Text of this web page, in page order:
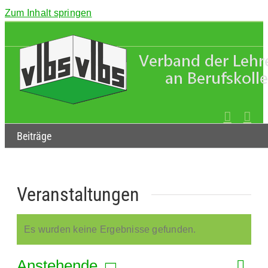
Zum Inhalt springen
Beiträge
Veranstaltungen
Es wurden keine Ergebnisse gefunden.